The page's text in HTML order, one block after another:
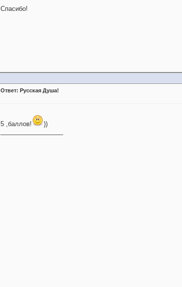
Спасибо!
Ответ: Русская Душа!
5 ,баллов!
))